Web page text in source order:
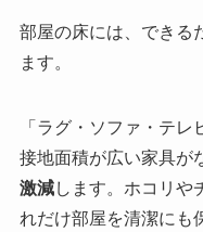
部屋の床には、できる
ます。
「ラグ・ソファ・テ
接地面積が広い家具が
激減します。ホコリや
れだけ部屋を清潔にも